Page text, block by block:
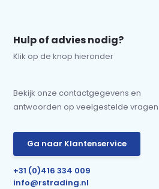
Hulp of advies nodig?
Klik op de knop hieronder
Bekijk onze contactgegevens en
antwoorden op veelgestelde vragen
Ga naar Klantenservice
+31 (0)416 334 009
info@rstrading.nl